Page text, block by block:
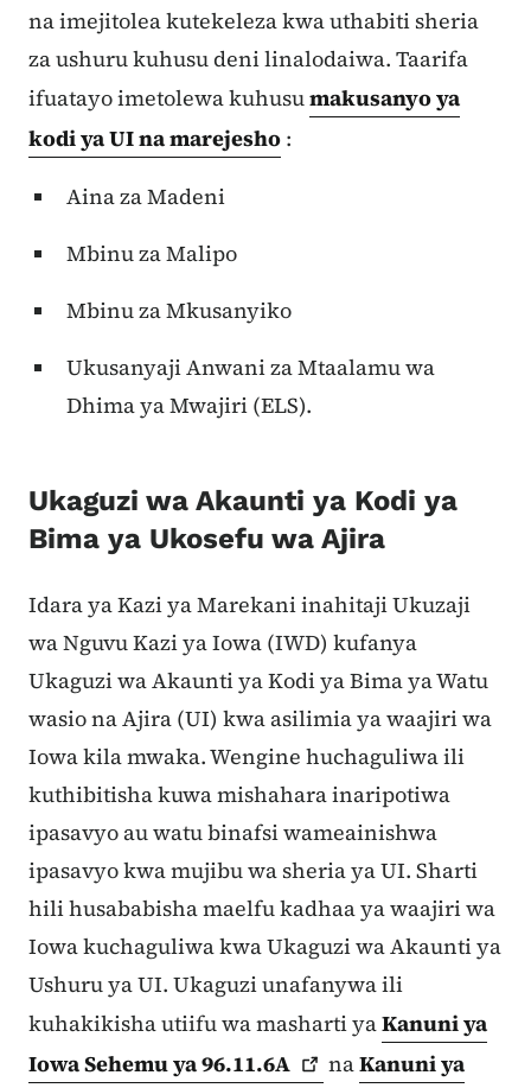
na imejitolea kutekeleza kwa uthabiti sheria
za ushuru kuhusu deni linalodaiwa. Taarifa
ifuatayo imetolewa kuhusumakusanyo ya
kodi ya UI na marejesho :
Aina za Madeni
Mbinu za Malipo
Mbinu za Mkusanyiko
Ukusanyaji Anwani za Mtaalamu wa
Dhima ya Mwajiri (ELS).
Ukaguzi wa Akaunti ya Kodi ya
Bima ya Ukosefu wa Ajira
Idara ya Kazi ya Marekani inahitaji Ukuzaji
wa Nguvu Kazi ya Iowa (IWD) kufanya
Ukaguzi wa Akaunti ya Kodi ya Bima ya Watu
wasio na Ajira (UI) kwa asilimia ya waajiri wa
Iowa kila mwaka. Wengine huchaguliwa ili
kuthibitisha kuwa mishahara inaripotiwa
ipasavyo au watu binafsi wameainishwa
ipasavyo kwa mujibu wa sheria ya UI. Sharti
hili husababisha maelfu kadhaa ya waajiri wa
Iowa kuchaguliwa kwa Ukaguzi wa Akaunti ya
Ushuru ya UI. Ukaguzi unafanywa ili
kuhakikisha utiifu wa masharti yaKanuni ya
Iowa Sehemu ya96.11.6A naKanuni ya